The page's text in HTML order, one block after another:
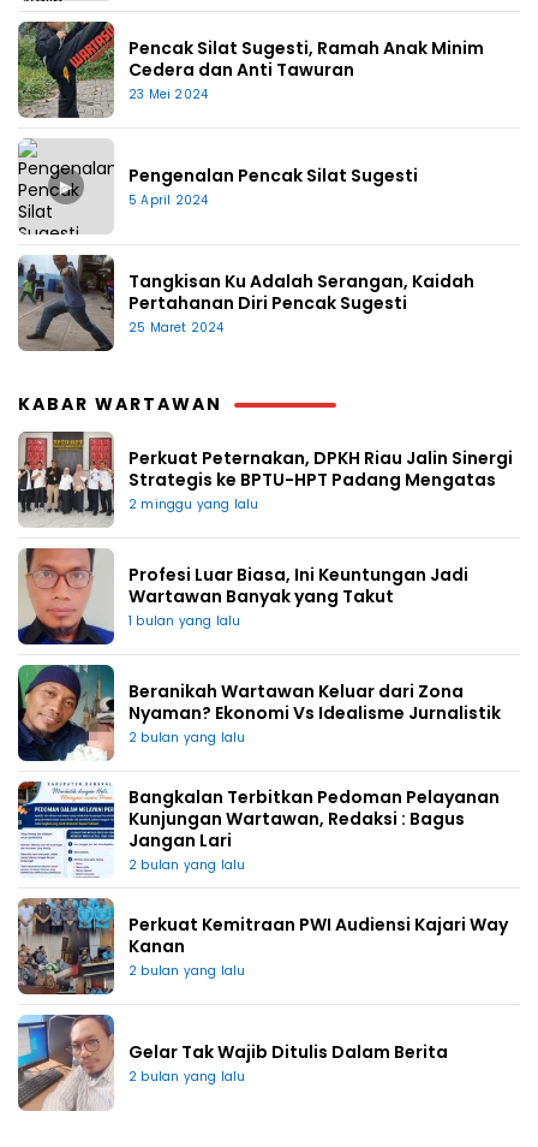
Pencak Silat Sugesti, Ramah Anak Minim
Cedera dan Anti Tawuran
23 Mei 2024
▶ Pengenalan Pencak Silat Sugesti
5 April 2024
Tangkisan Ku Adalah Serangan, Kaidah
Pertahanan Diri Pencak Sugesti
25 Maret 2024
KABAR WARTAWAN
Perkuat Peternakan, DPKH Riau Jalin Sinergi
Strategis ke BPTU-HPT Padang Mengatas
2 minggu yang lalu
Profesi Luar Biasa, Ini Keuntungan Jadi
Wartawan Banyak yang Takut
1 bulan yang lalu
Beranikah Wartawan Keluar dari Zona
Nyaman? Ekonomi Vs Idealisme Jurnalistik
2 bulan yang lalu
Bangkalan Terbitkan Pedoman Pelayanan
Kunjungan Wartawan, Redaksi : Bagus
Jangan Lari
2 bulan yang lalu
Perkuat Kemitraan PWI Audiensi Kajari Way
Kanan
2 bulan yang lalu
Gelar Tak Wajib Ditulis Dalam Berita
2 bulan yang lalu